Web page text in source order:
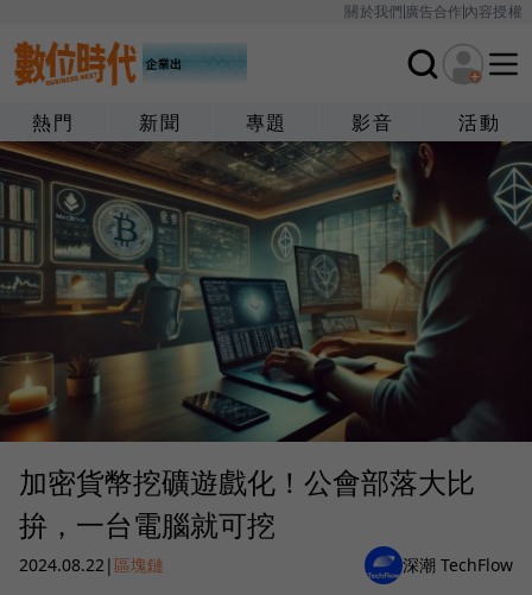
關於我們廣告合作內容授權
熱門 新聞 專題 影音 活動
加密貨幣挖礦遊戲化！公會部落大比
拚，一台電腦就可挖
2024.08.22| 區塊鏈 深潮 TechFlow